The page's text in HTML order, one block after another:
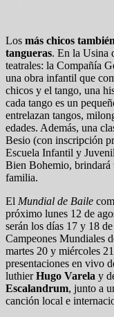
Los más chicos
tangueras. En la Usina
teatrales: la Compañía
una obra infantil que
chicos y el tango, una
cada tango es un
entrelazan tangos,
edades. Además, una
Besio (con inscripción
Escuela Infantil y
Bien Bohemio, brindará
familia.
El Mundial de Baile
próximo lunes 12 de
serán los días 17 y 18
Campeones Mundiales
martes 20 y miércoles
presentaciones en vivo
luthierHugo Varela y
Escalandrum, junto a
canción local e